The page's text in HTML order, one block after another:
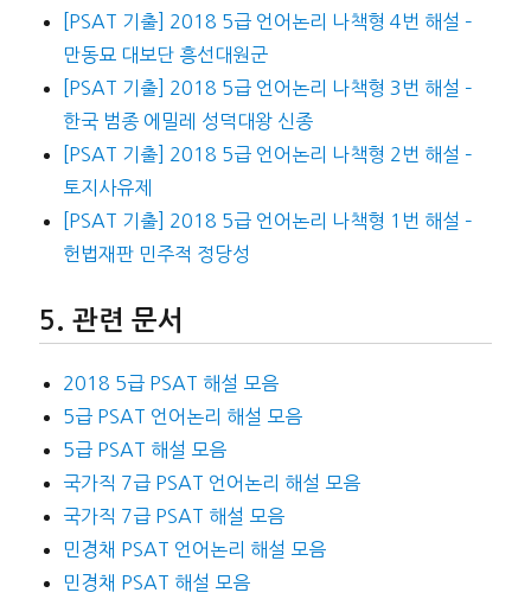
[PSAT 기출] 2018 5급 언어논리 나책형 4번 해설 –
만동묘 대보단 흥선대원군
[PSAT 기출] 2018 5급 언어논리 나책형 3번 해설 –
한국 범종 에밀레 성덕대왕 신종
[PSAT 기출] 2018 5급 언어논리 나책형 2번 해설 –
토지사유제
[PSAT 기출] 2018 5급 언어논리 나책형 1번 해설 –
헌법재판 민주적 정당성
관련 문서
2018 5급 PSAT 해설 모음
5급 PSAT 언어논리 해설 모음
5급 PSAT 해설 모음
국가직 7급 PSAT 언어논리 해설 모음
국가직 7급 PSAT 해설 모음
민경채 PSAT 언어논리 해설 모음
민경채 PSAT 해설 모음